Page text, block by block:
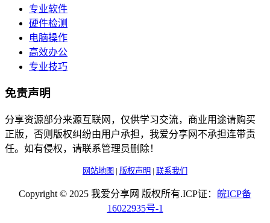
专业软件
硬件检测
电脑操作
高效办公
专业技巧
免责声明
分享资源部分来源互联网，仅供学习交流，商业用途请购买
正版，否则版权纠纷由用户承担，我爱分享网不承担连带责
任。如有侵权，请联系管理员删除！
网站地图 | 版权声明 | 联系我们
Copyright © 2025 我爱分享网 版权所有.ICP证： 皖ICP备
16022935号-1